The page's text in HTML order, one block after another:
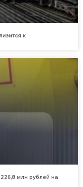
к
млн рублей на